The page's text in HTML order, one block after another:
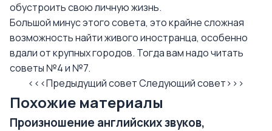
обустроить свою личную жизнь.
Большой минус этого совета, это крайне сложная
возможность найти живого иностранца, особенно
вдали от крупных городов. Тогда вам надо читать
советы №4и №7.
<<<Предыдущий советСледующий совет>>>
Похожие материалы
Произношение английских звуков,